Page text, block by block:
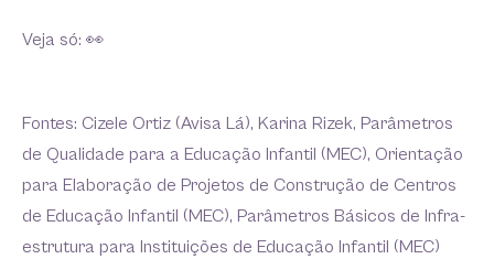
Veja só: 👀
Fontes: Cizele Ortiz (Avisa Lá), Karina Rizek, Parâmetros
de Qualidade para a Educação Infantil (MEC), Orientação
para Elaboração de Projetos de Construção de Centros
de Educação Infantil (MEC), Parâmetros Básicos de Infra-
estrutura para Instituições de Educação Infantil (MEC)